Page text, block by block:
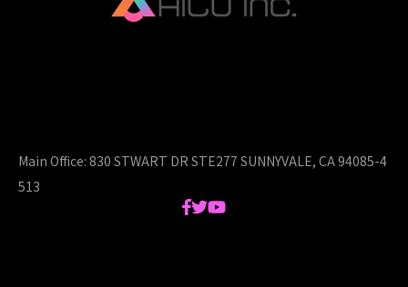
Main Office: 830 STWART DR STE277 SUNNYVALE, CA 94085-4
513